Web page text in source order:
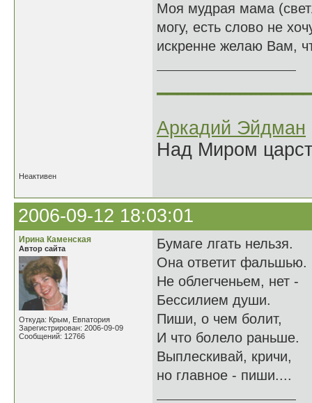
Моя мудрая мама
могу, есть слово не
искренне желаю Вам,
Аркадий Эйдман
Над Миром
Неактивен
2006-09-12 18:03:01
Ирина Каменская
Автор сайта
Откуда: Крым, Евпатория
Зарегистрирован: 2006-09-09
Сообщений: 12766
Бумаге лгать нельзя.
Она ответит фальшью.
Не облегченьем, нет -
Бессилием души.
Пиши, о чем болит,
И что болело раньше.
Выплескивай, кричи,
но главное - пиши....